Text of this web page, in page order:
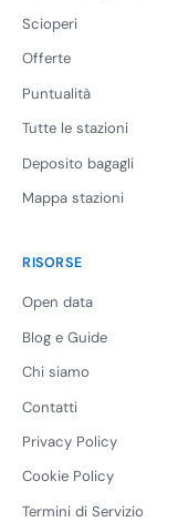
Scioperi
Offerte
Puntualità
Tutte le stazioni
Deposito bagagli
Mappa stazioni
RISORSE
Open data
Blog e Guide
Chi siamo
Contatti
Privacy Policy
Cookie Policy
Termini di Servizio